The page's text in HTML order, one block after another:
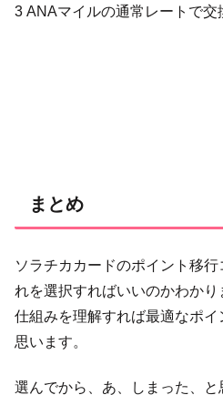
3 ANAマイルの通常レートで交
まとめ
ソラチカカードのポイント移
れを選択すればいいのかわか
仕組みを理解すれば最適なポ
思います。
選んでから、あ、しまった、